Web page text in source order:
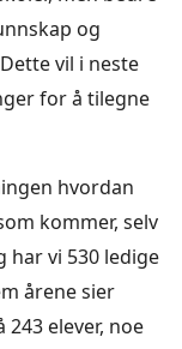
og
vil i neste
for å tilegne
hvordan
kommer, selv
har vi 530 ledige
årene sier
elever, noe